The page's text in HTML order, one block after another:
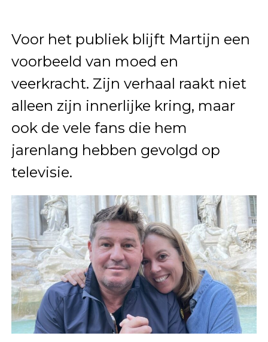
Voor het publiek blijft Martijn een
voorbeeld van moed en
veerkracht. Zijn verhaal raakt niet
alleen zijn innerlijke kring, maar
ook de vele fans die hem
jarenlang hebben gevolgd op
televisie.